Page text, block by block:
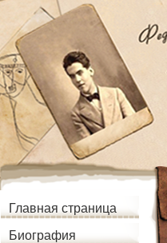
Главная страница
Биография